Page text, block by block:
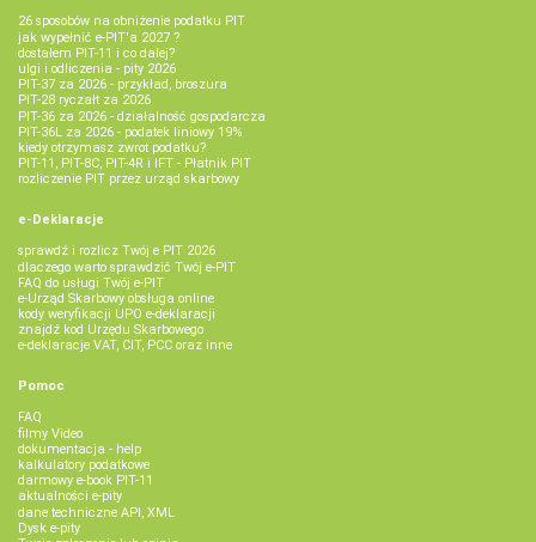
26 sposobów na obniżenie podatku PIT
jak wypełnić e-PIT'a 2027 ?
dostałem PIT-11 i co dalej?
ulgi i odliczenia - pity 2026
PIT-37 za 2026 - przykład, broszura
PIT-28 ryczałt za 2026
PIT-36 za 2026 - działalność gospodarcza
PIT-36L za 2026 - podatek liniowy 19%
kiedy otrzymasz zwrot podatku?
PIT-11, PIT-8C, PIT-4R i IFT - Płatnik PIT
rozliczenie PIT przez urząd skarbowy
e-Deklaracje
sprawdź i rozlicz Twój e PIT 2026
dlaczego warto sprawdzić Twój e-PIT
FAQ do usługi Twój e-PIT
e-Urząd Skarbowy obsługa online
kody weryfikacji UPO e-deklaracji
znajdź kod Urzędu Skarbowego
e-deklaracje VAT, CIT, PCC oraz inne
Pomoc
FAQ
filmy Video
dokumentacja - help
kalkulatory podatkowe
darmowy e-book PIT-11
aktualności e-pity
dane techniczne API, XML
Dysk e-pity